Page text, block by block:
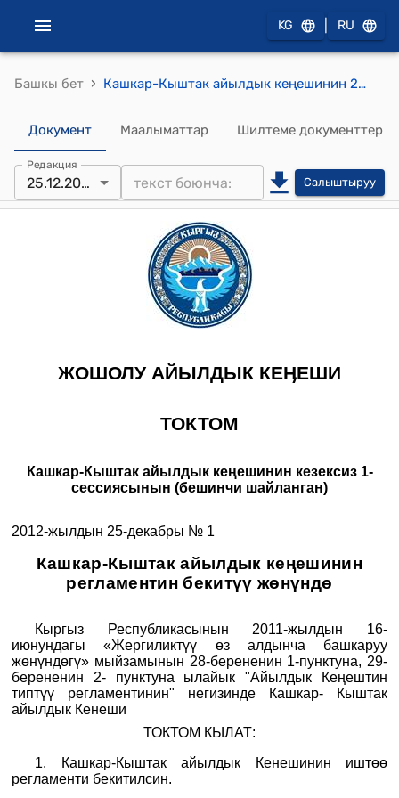
KG RU
Башкы бет › Кашкар-Кыштак айылдык кеңешинин 2012-жылдын 25-декабрындагы № 1 "Кашкар-Кыштак айылдык кеңешинин регламентин бекитүү жөнүндө" токтому
Документ Маалыматтар Шилтеме документтер
Редакция
25.12.2012 Салыштыруу